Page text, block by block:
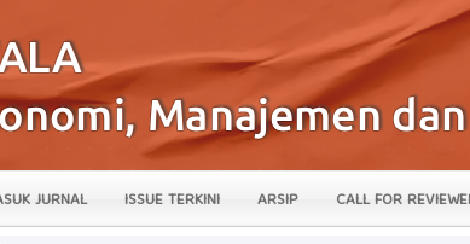
JURNAL ISSUE TERKINI ARSIP CALL FOR